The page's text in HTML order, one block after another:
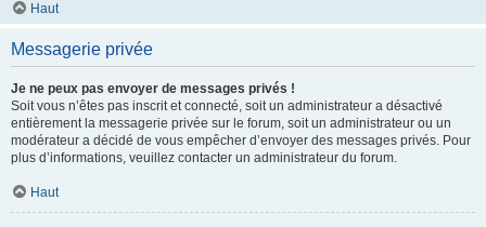
Haut
Messagerie privée
Je ne peux pas envoyer de messages privés !
Soit vous n’êtes pas inscrit et connecté, soit un administrateur a désactivé
entièrement la messagerie privée sur le forum, soit un administrateur ou un
modérateur a décidé de vous empêcher d’envoyer des messages privés. Pour
plus d’informations, veuillez contacter un administrateur du forum.
Haut